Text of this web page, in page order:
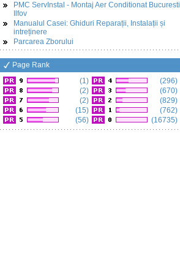
PMC ServInstal - Montaj Aer Conditionat Bucuresti
Ilfov
Manualul Casei: Ghiduri Reparații, Instalații și
intreținere
Parcarea Zborului
Page Rank
(1)
(2)
(2)
(15)
(56)
(296)
(670)
(829)
(762)
(16735)